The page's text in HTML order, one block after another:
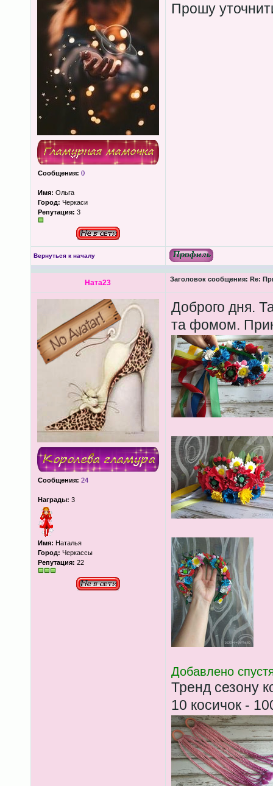
Сообщения: 0
Имя: Ольга
Город: Черкаси
Репутация: 3
Прошу
Вернуться к началу
Ната23 Заголовок сообщения: Re:
Сообщения: 24
Награды: 3
Имя: Наталья
Город: Черкассы
Репутация: 22
Доброго дня.
та фомом.
Добавлено
Тренд сезону
10 косичок -